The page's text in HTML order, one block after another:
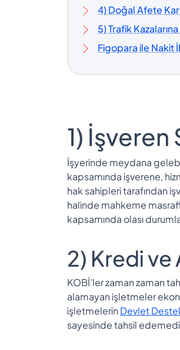
4) Doğal Afete
5) Trafik
Figopara ile Nakit
1) İşveren
İşyerinde meydana
kapsamında işverene,
hak sahipleri tarafından
halinde mahkeme
kapsamında olası
2) Kredi ve
KOBİ’ler zaman zaman
alamayan işletmeler
işletmelerin Devlet
sayesinde tahsil